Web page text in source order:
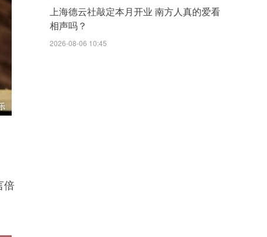
倍
上海德云社敲定本月开业 南方人真的爱看
相声吗？
2026-08-06 10:45